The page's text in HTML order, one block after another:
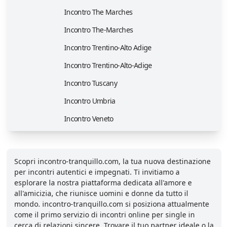
Incontro The Marches
Incontro The-Marches
Incontro Trentino-Alto Adige
Incontro Trentino-Alto-Adige
Incontro Tuscany
Incontro Umbria
Incontro Veneto
Scopri incontro-tranquillo.com, la tua nuova destinazione
per incontri autentici e impegnati. Ti invitiamo a
esplorare la nostra piattaforma dedicata all'amore e
all'amicizia, che riunisce uomini e donne da tutto il
mondo. incontro-tranquillo.com si posiziona attualmente
come il primo servizio di incontri online per single in